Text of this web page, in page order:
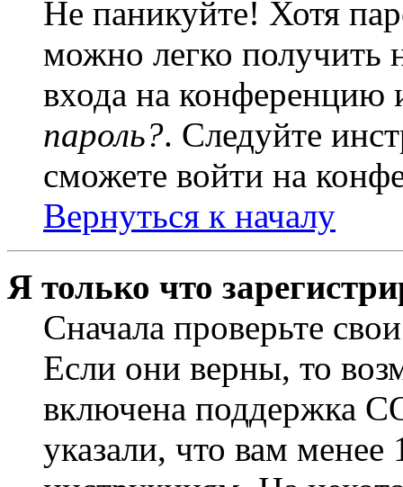
Не паникуйте! Хотя
можно легко получить
входа на
пароль?. Следуйте
сможете войти на
Вернуться к началу
Я только что
Сначала проверьте
Если они верны, то
включена поддержка
указали, что вам